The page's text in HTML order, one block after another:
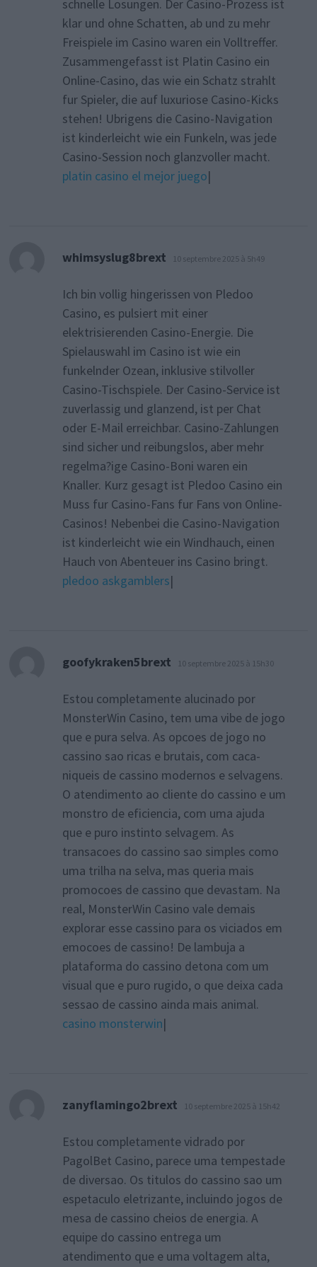
schnelle Losungen. Der Casino-Prozess ist
klar und ohne Schatten, ab und zu mehr
Freispiele im Casino waren ein Volltreffer.
Zusammengefasst ist Platin Casino ein
Online-Casino, das wie ein Schatz strahlt
fur Spieler, die auf luxuriose Casino-Kicks
stehen! Ubrigens die Casino-Navigation
ist kinderleicht wie ein Funkeln, was jede
Casino-Session noch glanzvoller macht.
platin casino el mejor juego|
whimsyslug8brext dit :
10 septembre 2025 à 5h49
Ich bin vollig hingerissen von Pledoo
Casino, es pulsiert mit einer
elektrisierenden Casino-Energie. Die
Spielauswahl im Casino ist wie ein
funkelnder Ozean, inklusive stilvoller
Casino-Tischspiele. Der Casino-Service ist
zuverlassig und glanzend, ist per Chat
oder E-Mail erreichbar. Casino-Zahlungen
sind sicher und reibungslos, aber mehr
regelma?ige Casino-Boni waren ein
Knaller. Kurz gesagt ist Pledoo Casino ein
Muss fur Casino-Fans fur Fans von Online-
Casinos! Nebenbei die Casino-Navigation
ist kinderleicht wie ein Windhauch, einen
Hauch von Abenteuer ins Casino bringt.
pledoo askgamblers|
goofykraken5brext dit :
10 septembre 2025 à 15h30
Estou completamente alucinado por
MonsterWin Casino, tem uma vibe de jogo
que e pura selva. As opcoes de jogo no
cassino sao ricas e brutais, com caca-
niqueis de cassino modernos e selvagens.
O atendimento ao cliente do cassino e um
monstro de eficiencia, com uma ajuda
que e puro instinto selvagem. As
transacoes do cassino sao simples como
uma trilha na selva, mas queria mais
promocoes de cassino que devastam. Na
real, MonsterWin Casino vale demais
explorar esse cassino para os viciados em
emocoes de cassino! De lambuja a
plataforma do cassino detona com um
visual que e puro rugido, o que deixa cada
sessao de cassino ainda mais animal.
casino monsterwin|
zanyflamingo2brext dit :
10 septembre 2025 à 15h42
Estou completamente vidrado por
PagolBet Casino, parece uma tempestade
de diversao. Os titulos do cassino sao um
espetaculo eletrizante, incluindo jogos de
mesa de cassino cheios de energia. A
equipe do cassino entrega um
atendimento que e uma voltagem alta,